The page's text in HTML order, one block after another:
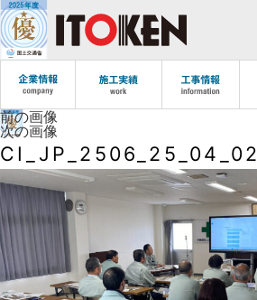
前の画像
次の画像
CI_JP_2506_25_04_02